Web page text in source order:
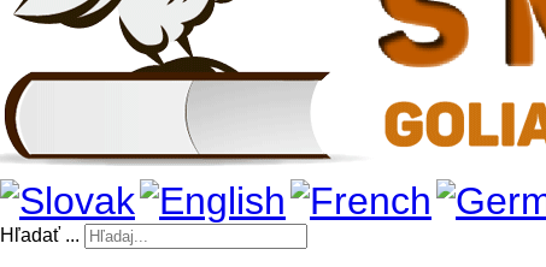
Hľadať ...